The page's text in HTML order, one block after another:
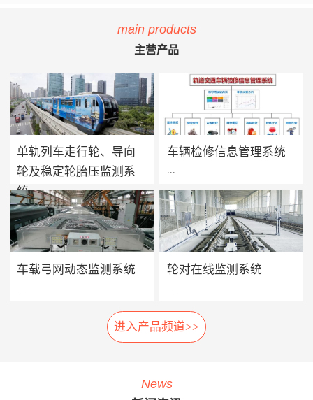
main products
主营产品
单轨列车走行轮、导向
轮及稳定轮胎压监测系
统
...
单轨列车胎压监测系统用于实
时监测单轨列车走行轮、导向
轮及稳定轮的轮胎气压及温度
爆胎时能够及时做出预报及报
扩大及危险的发生。 系统组
成： 1、胎压传感器· 安装在
走行轮、导向轮、稳定轮气门
车辆检修信息管理系统
方案价值 · 提升设备可靠性：
系统将车辆维保工作聚焦在提
高设备可靠性上，促进被动维
设备健康状态预警及检修智能
延长车辆设备的生命周期。
· 提升员工生产力：管理层通
过系统设定各项绩效指标，系
“公开、全貌、闭环”的分析及
车载弓网动态监测系统
车载弓网动态监测系统是一种
车载受电弓实时自动化、动态
测弓网状态和主要工作参数，
轮对在线监测系统
轮对在线检测系统安装在正线
站端或车辆段的入段线上，具
探测、制动闸片磨耗检测、自
进入产品频道>>
News